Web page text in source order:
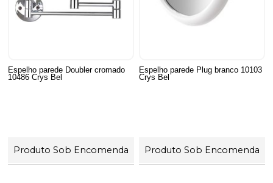
Espelho parede Doubler cromado
10486 Crys Bel
Produto Sob Encomenda
Espelho parede Plug branco 10103
Crys Bel
Produto Sob Encomenda